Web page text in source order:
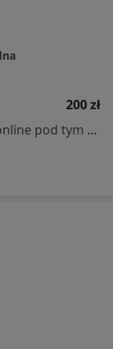
200 zł
Specjalista nie oferuje umawiania online pod tym adresem.